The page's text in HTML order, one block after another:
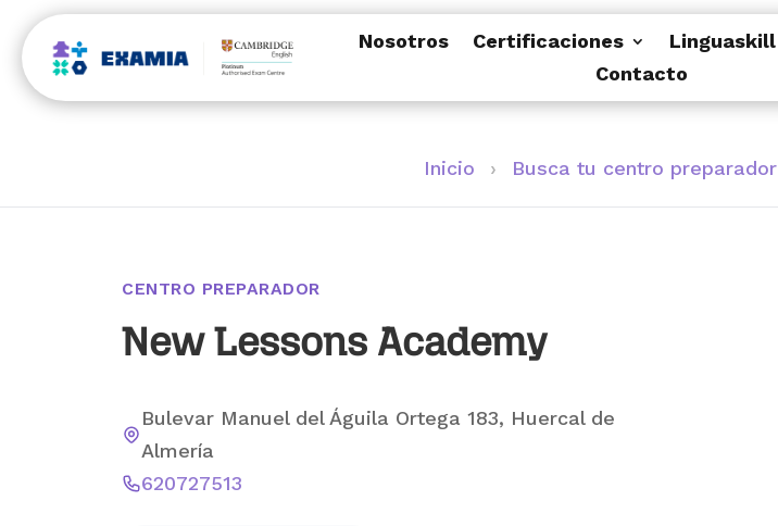
Nosotros Certificaciones Linguaskill
Contacto
Inicio › Busca tu centro preparador
CENTRO PREPARADOR
New Lessons Academy
Bulevar Manuel del Águila Ortega 183, Huercal de
Almería
620727513